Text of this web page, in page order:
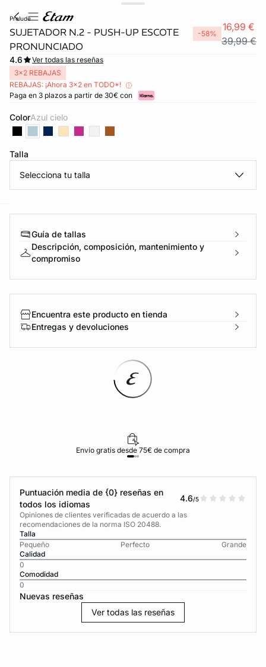
prelude
SUJETADOR N.2 - PUSH-UP ESCOTE
PRONUNCIADO
-58%
16,99 €
39,99 €
4.6
Ver todas las reseñas
3x2 REBAJAS
REBAJAS: ¡Ahora 3x2 en TODO*!
Paga en 3 plazos a partir de 30€ con
Color azul cielo
Talla
Selecciona tu talla
Guía de tallas
Descripción, composición, mantenimiento y
compromiso
Encuentra este producto en tienda
Entregas y devoluciones
Envío gratis desde 75€ de compra
Puntuación media de {0} reseñas en
todos los idiomas
4.6/5
Opiniones de clientes verificadas de acuerdo a las
recomendaciones de la norma ISO 20488.
Talla
Pequeño
Perfecto
Grande
Calidad
0
Comodidad
0
Nuevas reseñas
Ver todas las reseñas